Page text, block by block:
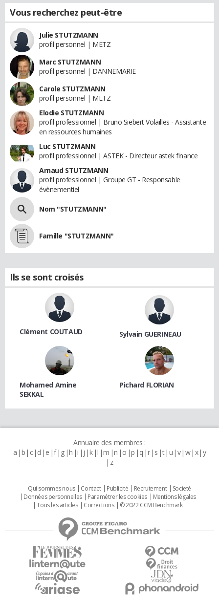
Vous recherchez peut-être
Julie STUTZMANN
profil personnel | METZ
Marc STUTZMANN
profil personnel | DANNEMARIE
Carole STUTZMANN
profil personnel | METZ
Elodie STUTZMANN
profil professionnel | Bruno Siebert Volailles - Assistante
en ressources humaines
Luc STUTZMANN
profil professionnel | ASTEK - Directeur astek finance
Arnaud STUTZMANN
profil professionnel | Groupe GT - Responsable
évènementiel
Nom "STUTZMANN"
Famille "STUTZMANN"
Ils se sont croisés
Clément COUTAUD Sylvain GUERINEAU
Mohamed Amine
SEKKAL
Pichard FLORIAN
Annuaire des membres :
a b c d e f g h i j k l m n o p q r s t u v w x y
z
Qui sommes nous Contact Publicité Recrutement
Societé
Données personnelles
Paramétrer les cookies
Mentions légales
Tous les articles
Corrections © 2022 CCM Benchmark